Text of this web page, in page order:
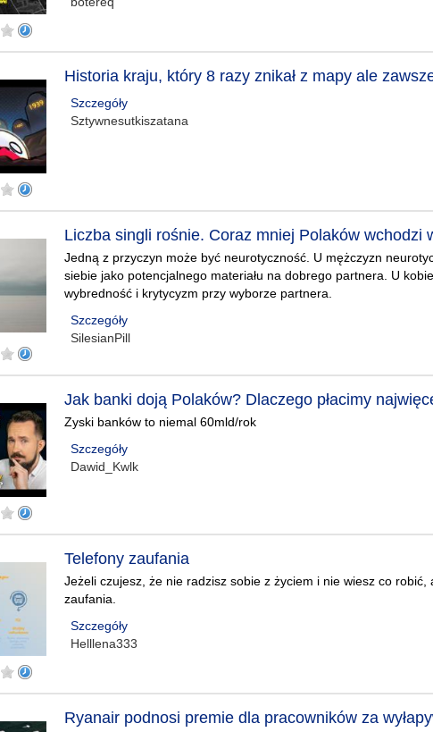
Historia kraju, który 8 razy znikał z mapy ale
Szczegóły
Sztywnesutkiszatana
Liczba singli rośnie. Coraz mniej Polaków wchodzi
Jedną z przyczyn może być neurotyczność. U mężczyzn
siebie jako potencjalnego materiału na dobrego partnera. U
wybredność i krytycyzm przy wyborze partnera.
Szczegóły
SilesianPill
Jak banki doją Polaków? Dlaczego płacimy
Zyski banków to niemal 60mld/rok
Szczegóły
Dawid_Kwlk
Telefony zaufania
Jeżeli czujesz, że nie radzisz sobie z życiem i nie wiesz co
zaufania.
Szczegóły
Helllena333
Ryanair podnosi premie dla pracowników za